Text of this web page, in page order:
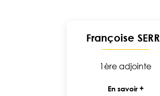
Françoise
1ère adjointe
En savoir +